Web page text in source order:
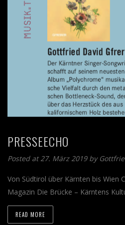
PRESSEECHO
Posted at 27. März 2019 by
Von Südtirol über Kärnten bis Wien
Magazin Die Brücke – Kärntens
READ MORE